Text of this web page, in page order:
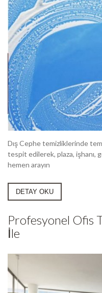
Dış Cephe temizliklerinde
tespit edilerek, plaza, işhanı,
hemen arayın
DETAY OKU
Profesyonel Ofis
İle